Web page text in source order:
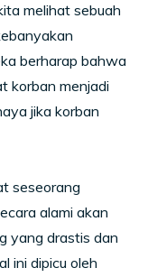
melihat sebuah
berharap bahwa
korban menjadi
jika korban
seseorang
alami akan
yang drastis dan
ini dipicu oleh